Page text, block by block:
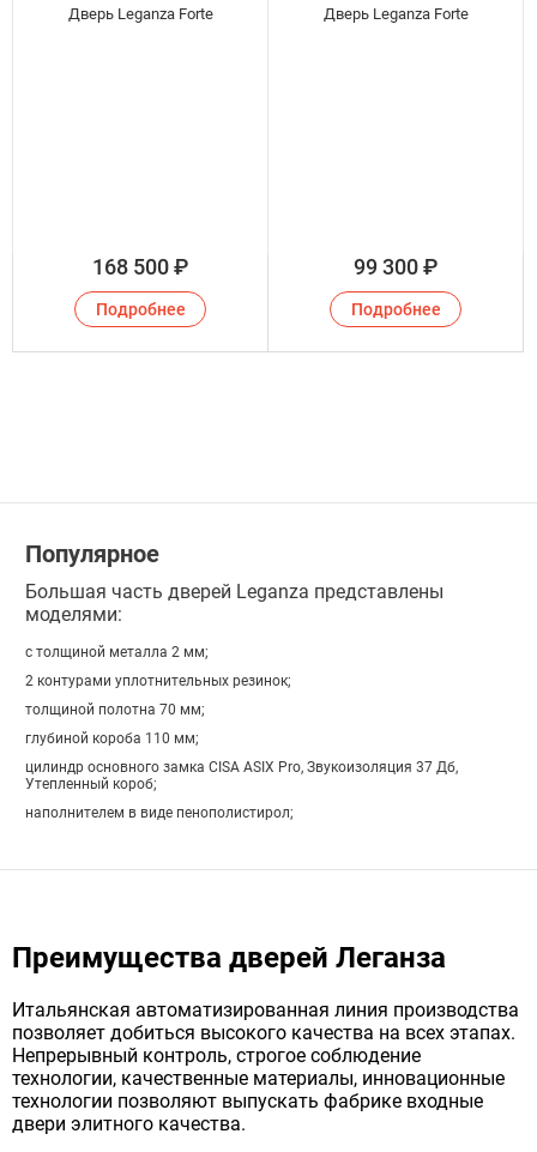
Дверь Leganza Forte
168 500₽
Подробнее
Дверь Leganza Forte
99 300₽
Подробнее
Популярное
Большая часть дверей Leganza представлены
моделями:
с толщиной металла 2 мм;
2 контурами уплотнительных резинок;
толщиной полотна 70 мм;
глубиной короба 110 мм;
цилиндр основного замка CISA ASIX Pro, Звукоизоляция 37 Дб,
Утепленный короб;
наполнителем в виде пенополистирол;
Преимущества дверей Леганза
Итальянская автоматизированная линия производства
позволяет добиться высокого качества на всех этапах.
Непрерывный контроль, строгое соблюдение
технологии, качественные материалы, инновационные
технологии позволяют выпускать фабрике входные
двери элитного качества.